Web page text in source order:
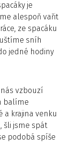
je
alespoň vařit
ze spacáku
sníh
jedné hodiny
vzbouzí
balíme
a krajina venku
šli jsme spát
podobá spíše